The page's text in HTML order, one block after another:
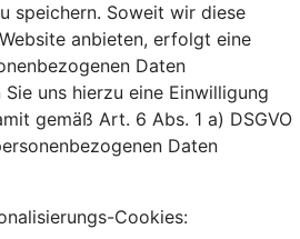
speichern. Soweit wir diese
anbieten, erfolgt eine
Daten
uns hierzu eine Einwilligung
gemäß Art. 6 Abs. 1 a) DSGVO
Daten
Cookies: